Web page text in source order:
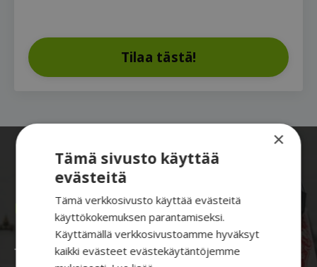
Tilaa tästä!
KUNTOSALI AFT -ohjelmilla
Unohda kankeus, hitaus ja tasanteet.
Treenaa terveenä Toimintakykyä ja
×
Tämä sivusto käyttää
evästeitä
Tämä verkkosivusto käyttää evästeitä
käyttökokemuksen parantamiseksi.
Käyttämällä verkkosivustoamme hyväksyt
kaikki evästeet evästekäytäntöjemme